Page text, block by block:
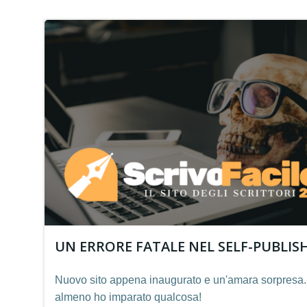
UN ERRORE FATALE NEL SELF-
Nuovo sito appena inaugurato e un'amara
almeno ho imparato qualcosa!